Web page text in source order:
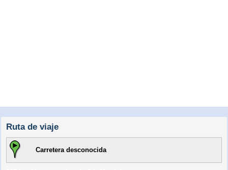
Ruta de viaje
Carretera desconocida